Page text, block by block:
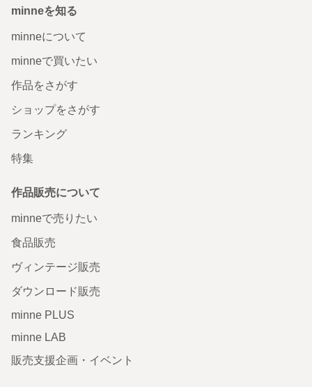
minneを知る
minneについて
minneで買いたい
作品をさがす
ショップをさがす
ランキング
特集
作品販売について
minneで売りたい
食品販売
ヴィンテージ販売
ダウンロード販売
minne PLUS
minne LAB
販売支援企画・イベント